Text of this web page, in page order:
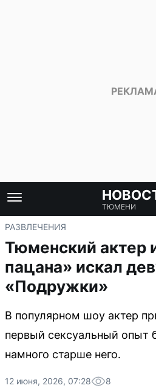
ТЮМЕНИ
РАЗВЛЕЧЕНИЯ
Тюменский актер
пацана» искал
«Подружки»
В популярном шоу актер
первый сексуальный
намного старше него.
12 июня, 2026, 07:28 8